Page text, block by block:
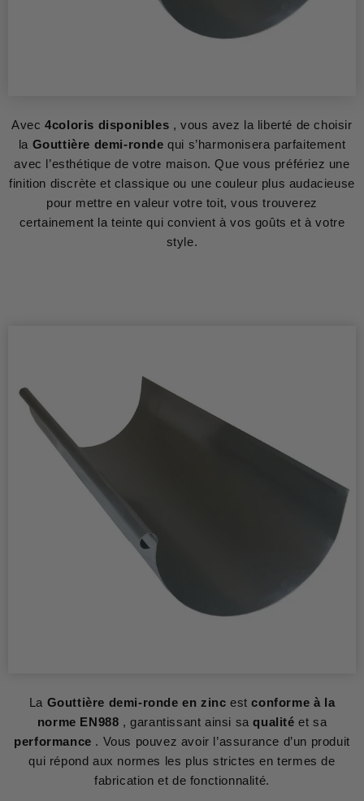
Avec4coloris disponibles , vous avez la liberté de choisir
la Gouttière demi-ronde qui s’harmonisera parfaitement
avec l’esthétique de votre maison. Que vous préfériez une
finition discrète et classique ou une couleur plus audacieuse
pour mettre en valeur votre toit, vous trouverez
certainement la teinte qui convient à vos goûts et à votre
style.
La Gouttière demi-ronde en zinc estconforme à la
norme EN988 , garantissant ainsi saqualité et sa
performance . Vous pouvez avoir l’assurance d’un produit
qui répond aux normes les plus strictes en termes de
fabrication et de fonctionnalité.